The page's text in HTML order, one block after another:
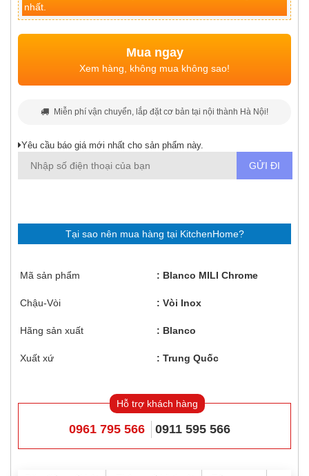
nhất.
Mua ngay
Xem hàng, không mua không sao!
Miễn phí vận chuyển, lắp đặt cơ bản tại nội thành Hà Nội!
Yêu cầu báo giá mới nhất cho sản phẩm này.
Tại sao nên mua hàng tại KitchenHome?
Mã sản phẩm Blanco MILI Chrome
Chậu-Vòi Vòi Inox
Hãng sản xuất Blanco
Xuất xứ Trung Quốc
Hỗ trợ khách hàng
0961 795 566 0911 595 566